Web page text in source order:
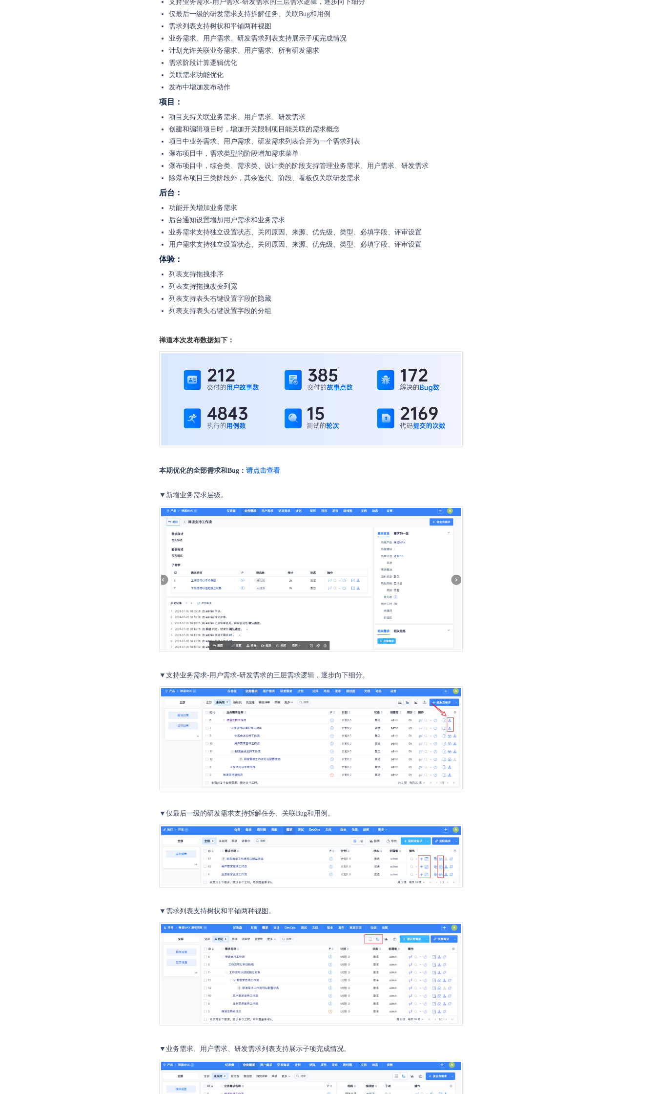
支持业务需求-用户需求-研发需求的三层需求逻辑，逐步向下细分
仅最后一级的研发需求支持拆解任务、关联Bug和用例
需求列表支持树状和平铺两种视图
业务需求、用户需求、研发需求列表支持展示子项完成情况
计划允许关联业务需求、用户需求、所有研发需求
需求阶段计算逻辑优化
关联需求功能优化
发布中增加发布动作
项目：
项目支持关联业务需求、用户需求、研发需求
创建和编辑项目时，增加开关限制项目能关联的需求概念
项目中业务需求、用户需求、研发需求列表合并为一个需求列表
瀑布项目中，需求类型的阶段增加需求菜单
瀑布项目中， 综合类、需求类、设计类的阶段支持管理业务需求、用户需求、研发需求
除瀑布项目三类阶段外，其余迭代、阶段、看板仅关联研发需求
后台：
功能开关增加业务需求
后台通知设置增加用户需求和业务需求
业务需求支持独立设置状态、关闭原因、来源、优先级、类型、必填字段、评审设置
用户需求支持独立设置状态、关闭原因、来源、优先级、类型、必填字段、评审设置
体验：
列表支持拖拽排序
列表支持拖拽改变列宽
列表支持表头右键设置字段的隐藏
列表支持表头右键设置字段的分组
禅道本次发布数据如下：
本期优化的全部需求和Bug： 请点击查看
▼新增业务需求层级。
▼支持业务需求-用户需求-研发需求的三层需求逻辑，逐步向下细分。
▼仅最后一级的研发需求支持拆解任务、关联Bug和用例。
▼需求列表支持树状和平铺两种视图。
▼业务需求、用户需求、研发需求列表支持展示子项完成情况。